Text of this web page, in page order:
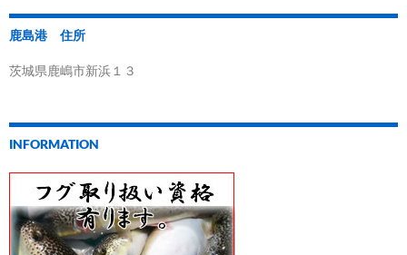
鹿島港 住所
茨城県鹿嶋市新浜１３
INFORMATION